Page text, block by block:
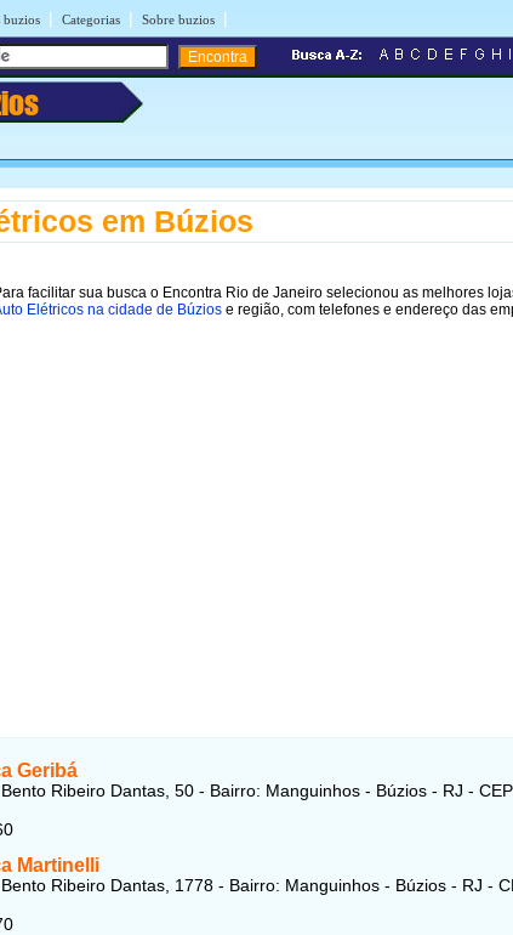
buzios | Categorias | Sobre buzios |
em Búzios
facilitar sua busca o Encontra Rio de Janeiro selecionou as melhores
Elétricos na cidade de Búzios e região, com telefones e endereço das
Geribá
Ribeiro Dantas, 50 - Bairro: Manguinhos - Búzios - RJ -
Martinelli
Ribeiro Dantas, 1778 - Bairro: Manguinhos - Búzios - RJ -